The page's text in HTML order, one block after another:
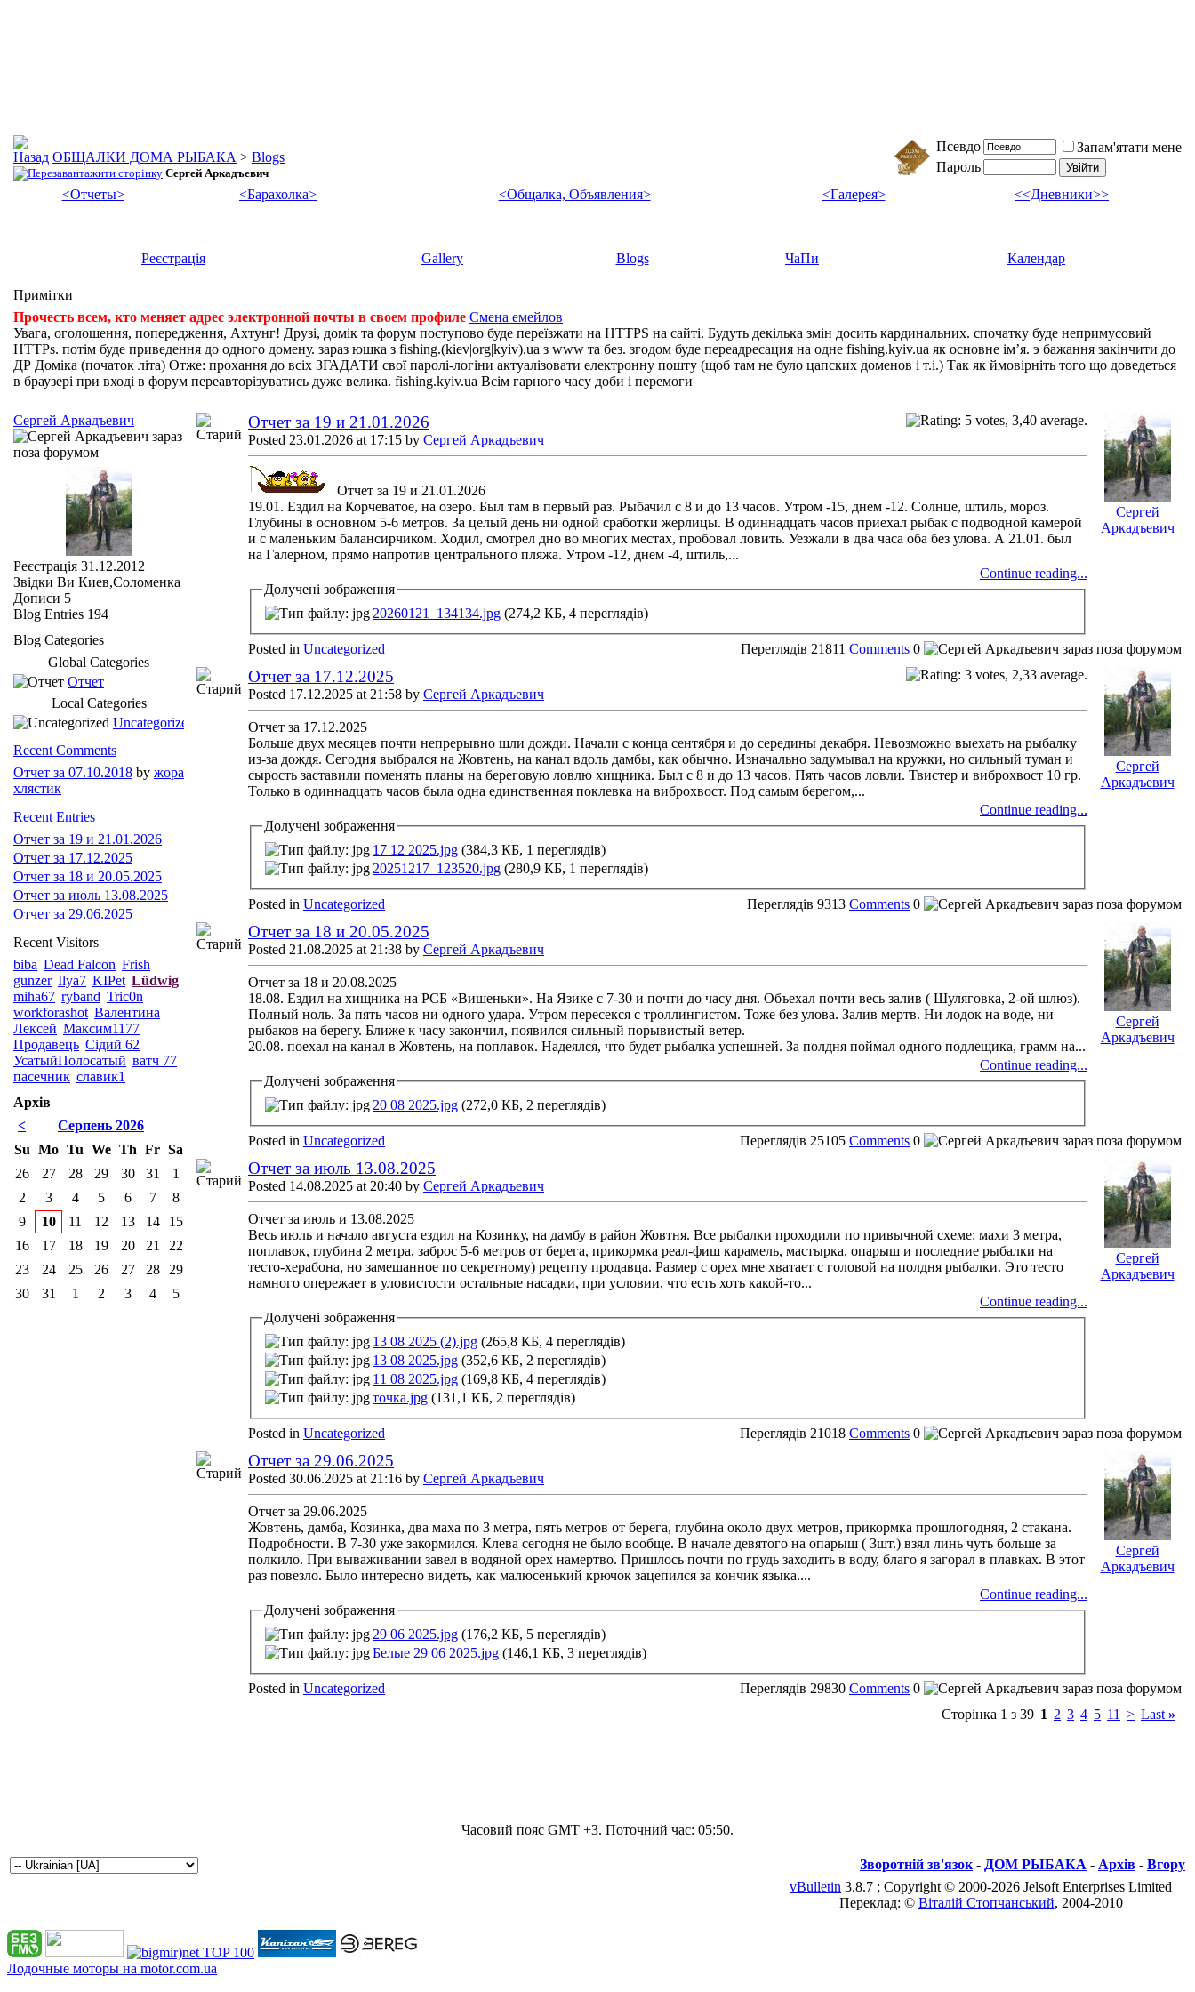
ОБЩАЛКИ ДОМА РЫБАКА > Blogs
Сергей Аркадъевич
Псевдо
Запам'ятати мене
Пароль
<Отчеты>
<Барахолка> <Общалка, Объявления> <Галерея> <<Дневники>>
Реєстрація Gallery Blogs ЧаПи Календар
Примітки
Прочесть всем, кто меняет адрес электронной почты в своем профиле Смена емейлов
Увага, оголошення, попередження, Ахтунг! Друзі, домік та форум поступово буде переїзжати на HTTPS на сайті. Будуть декілька змін досить кардинальних. спочатку буде непримусовий
HTTPs. потім буде приведення до одного домену. зараз юшка з fishing.(kiev|org|kyiv).ua з www та без. згодом буде переадресация на одне fishing.kyiv.ua як основне імʼя. э бажання закінчити до
ДР Доміка (початок літа) Отже: прохання до всіх ЗГАДАТИ свої паролі-логіни актуалізовати електронну пошту (щоб там не було цапских доменов і т.і.) Так як ймовірніть того що доведеться
в браузері при вході в форум переавторізуватись дуже велика. fishing.kyiv.ua Всім гарного часу доби і перемоги
Отчет за 19 и 21.01.2026
Posted 23.01.2026 at 17:15 by Сергей Аркадъевич
Отчет за 19 и 21.01.2026
19.01. Ездил на Корчеватое, на озеро. Был там в первый раз. Рыбачил с 8 и до 13 часов. Утром -15, днем -12. Солнце, штиль, мороз.
Глубины в основном 5-6 метров. За целый день ни одной сработки жерлицы. В одиннадцать часов приехал рыбак с подводной камерой
и с маленьким балансирчиком. Ходил, смотрел дно во многих местах, пробовал ловить. Уезжали в два часа оба без улова. А 21.01. был
на Галерном, прямо напротив центрального пляжа. Утром -12, днем -4, штиль,...
Continue reading...
Долучені зображення
20260121_134134.jpg (274,2 КБ, 4 переглядів)
Сергей
Аркадъевич
Posted in Uncategorized Переглядів 21811 Comments 0
Отчет за 17.12.2025
Posted 17.12.2025 at 21:58 by Сергей Аркадъевич
Отчет за 17.12.2025
Больше двух месяцев почти непрерывно шли дожди. Начали с конца сентября и до середины декабря. Невозможно выехать на рыбалку
из-за дождя. Сегодня выбрался на Жовтень, на канал вдоль дамбы, как обычно. Изначально задумывал на кружки, но сильный туман и
сырость заставили поменять планы на береговую ловлю хищника. Был с 8 и до 13 часов. Пять часов ловли. Твистер и виброхвост 10 гр.
Только в одиннадцать часов была одна единственная поклевка на виброхвост. Под самым берегом,...
Continue reading...
Долучені зображення
17 12 2025.jpg (384,3 КБ, 1 переглядів)
20251217_123520.jpg (280,9 КБ, 1 переглядів)
Сергей
Аркадъевич
Posted in Uncategorized Переглядів 9313 Comments 0
Отчет за 18 и 20.05.2025
Posted 21.08.2025 at 21:38 by Сергей Аркадъевич
Отчет за 18 и 20.08.2025
18.08. Ездил на хищника на РСБ «Вишеньки». На Язике с 7-30 и почти до часу дня. Объехал почти весь залив ( Шуляговка, 2-ой шлюз).
Полный ноль. За пять часов ни одного удара. Утром пересекся с троллингистом. Тоже без улова. Залив мертв. Ни лодок на воде, ни
рыбаков на берегу. Ближе к часу закончил, появился сильный порывистый ветер.
20.08. поехал на канал в Жовтень, на поплавок. Надеялся, что будет рыбалка успешней. За полдня поймал одного подлещика, грамм на...
Continue reading...
Долучені зображення
20 08 2025.jpg (272,0 КБ, 2 переглядів)
Сергей
Аркадъевич
Posted in Uncategorized Переглядів 25105 Comments 0
Отчет за июль 13.08.2025
Posted 14.08.2025 at 20:40 by Сергей Аркадъевич
Отчет за июль и 13.08.2025
Весь июль и начало августа ездил на Козинку, на дамбу в район Жовтня. Все рыбалки проходили по привычной схеме: махи 3 метра,
поплавок, глубина 2 метра, заброс 5-6 метров от берега, прикормка реал-фиш карамель, мастырка, опарыш и последние рыбалки на
тесто-херабона, но замешанное по секретному) рецепту продавца. Размер с орех мне хватает с головой на полдня рыбалки. Это тесто
намного опережает в уловистости остальные насадки, при условии, что есть хоть какой-то...
Continue reading...
Долучені зображення
13 08 2025 (2).jpg (265,8 КБ, 4 переглядів)
13 08 2025.jpg (352,6 КБ, 2 переглядів)
11 08 2025.jpg (169,8 КБ, 4 переглядів)
точка.jpg (131,1 КБ, 2 переглядів)
Сергей
Аркадъевич
Posted in Uncategorized Переглядів 21018 Comments 0
Отчет за 29.06.2025
Posted 30.06.2025 at 21:16 by Сергей Аркадъевич
Отчет за 29.06.2025
Жовтень, дамба, Козинка, два маха по 3 метра, пять метров от берега, глубина около двух метров, прикормка прошлогодняя, 2 стакана.
Подробности. В 7-30 уже закормился. Клева сегодня не было вообще. В начале девятого на опарыш ( 3шт.) взял линь чуть больше за
полкило. При вываживании завел в водяной орех намертво. Пришлось почти по грудь заходить в воду, благо я загорал в плавках. В этот
раз повезло. Было интересно видеть, как малюсенький крючок зацепился за кончик языка....
Continue reading...
Долучені зображення
29 06 2025.jpg (176,2 КБ, 5 переглядів)
Белые 29 06 2025.jpg (146,1 КБ, 3 переглядів)
Сергей
Аркадъевич
Posted in Uncategorized Переглядів 29830 Comments 0
Сторінка 1 з 39 1 2 3 4 5 11 > Last »
Сергей Аркадъевич
Реєстрація 31.12.2012
Звідки Ви Киев,Соломенка
Дописи 5
Blog Entries 194
Blog Categories
Global Categories
Отчет
Local Categories
Uncategorized
Recent Comments
Отчет за 07.10.2018 by жора
хлястик
Recent Entries
Отчет за 19 и 21.01.2026
Отчет за 17.12.2025
Отчет за 18 и 20.05.2025
Отчет за июль 13.08.2025
Отчет за 29.06.2025
Recent Visitors
biba Dead Falcon Frish
gunzer Ilya7 KIPet Lüdwig
miha67 ryband Tric0n
workforashot Валентина
Лексей Максим1177
Продавець Сідий 62
УсатыйПолосатый ватч 77
пасечник славик1
Архів
<
Серпень 2026
Su Mo Tu We Th Fr Sa
26
27 28 29 30 31
1
2
3 4 5 6 7
8
9
10 11 12 13 14
15
16
17 18 19 20 21
22
23
24 25 26 27 28
29
30
31 1 2 3 4 5
Часовий пояс GMT +3. Поточний час: 05:50.
Зворотній зв'язок - ДОМ РЫБАКА - Архів - Вгору
vBulletin 3.8.7 ; Copyright © 2000-2026 Jelsoft Enterprises Limited
Переклад: © Віталій Стопчанський, 2004-2010
Лодочные моторы на motor.com.ua